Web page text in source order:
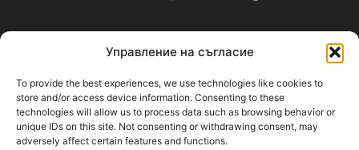
Управление на съгласие
To provide the best experiences, we use technologies like cookies to
store and/or access device information. Consenting to these
technologies will allow us to process data such as browsing behavior or
unique IDs on this site. Not consenting or withdrawing consent, may
adversely affect certain features and functions.
ABOUT US
PlovdivDerby.com е първата пловдивска изцяло футболна
медия!